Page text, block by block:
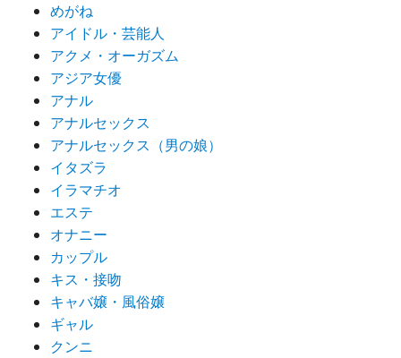
めがね
アイドル・芸能人
アクメ・オーガズム
アジア女優
アナル
アナルセックス
アナルセックス（男の娘）
イタズラ
イラマチオ
エステ
オナニー
カップル
キス・接吻
キャバ嬢・風俗嬢
ギャル
クンニ